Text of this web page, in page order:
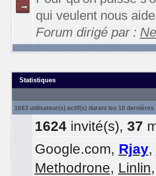
qui veulent nous
Forum dirigé par :
Statistiques
1663 utilisateur(s) actif(s) durant les 10 dernières
1624invité(s), 37
Google.com, Rjay,
Methodrone, Linlin,